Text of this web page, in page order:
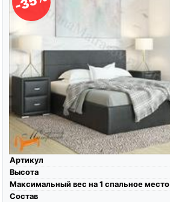
Артикул
Высота
Максимальный вес на 1 спальное место
Состав